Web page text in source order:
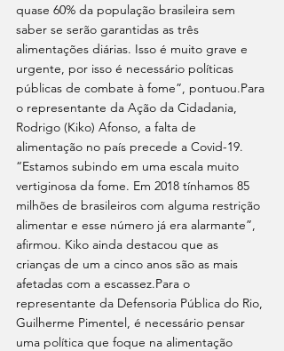
quase 60% da população brasileira sem
saber se serão garantidas as três
alimentações diárias. Isso é muito grave e
urgente, por isso é necessário políticas
públicas de combate à fome”, pontuou.Para
o representante da Ação da Cidadania,
Rodrigo (Kiko) Afonso, a falta de
alimentação no país precede a Covid-19.
“Estamos subindo em uma escala muito
vertiginosa da fome. Em 2018 tínhamos 85
milhões de brasileiros com alguma restrição
alimentar e esse número já era alarmante”,
afirmou. Kiko ainda destacou que as
crianças de um a cinco anos são as mais
afetadas com a escassez.Para o
representante da Defensoria Pública do Rio,
Guilherme Pimentel, é necessário pensar
uma política que foque na alimentação